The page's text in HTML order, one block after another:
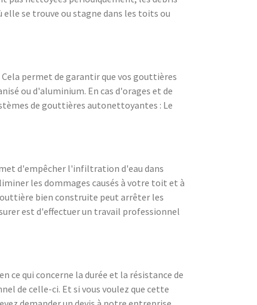
se trouve ou stagne dans les toits ou
permet de garantir que vos gouttières
ou d'aluminium. En cas d'orages et de
de gouttières autonettoyantes : Le
d'empêcher l'infiltration d'eau dans
les dommages causés à votre toit et à
bien construite peut arrêter les
est d'effectuer un travail professionnel
qui concerne la durée et la résistance de
de celle-ci. Et si vous voulez que cette